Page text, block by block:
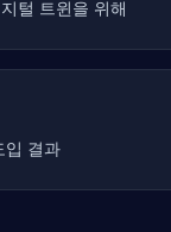
털 트윈을 위해
입 결과